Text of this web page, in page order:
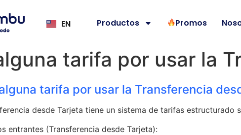
EN Productos Promos
tarifa por usar la
tarifa por usar la Transferencia
desde Tarjeta tiene un sistema de tarifas estructurado
entrantes (Transferencia desde Tarjeta):